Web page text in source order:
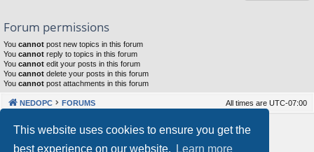
This website uses cookies to ensure you get the
best experience on our website.
Learn more
Forum permissions
You cannot post new topics in this forum
You cannot reply to topics in this forum
You cannot edit your posts in this forum
You cannot delete your posts in this forum
You cannot post attachments in this forum
NEDOPC FORUMS All times are UTC-07:00
Powered by phpBB® Forum Software © phpBB Limited
Our VPS Hosting By RimuHosting